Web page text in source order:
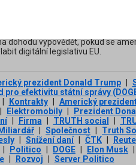
si už otevírá vrátka, aby mohla
dohodu vypovědět, pokud se
digitální legislativu EU.
prezident Donald Trump
pro efektivitu státní správy
Kontrakty Americký
Elektromobily Prezident
Firma TRUTH social
Miliardář Společnost Truth
Snížení daní ČTK
Politico DOGE Elon Musk
Rozvoj Server Politico